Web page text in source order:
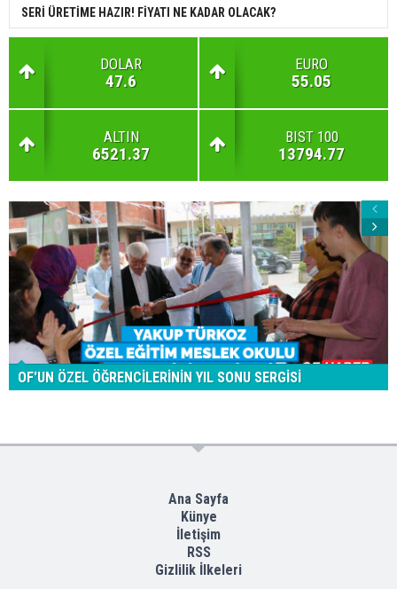
SERİ ÜRETİME HAZIR! FİYATI NE KADAR OLACAK?
DOLAR
47.6
EURO
55.05
ALTIN
6521.37
BIST 100
13794.77
OF'UN ÖZEL ÖĞRENCİLERİNİN YIL SONU SERGİSİ
Ana Sayfa
Künye
İletişim
RSS
Gizlilik İlkeleri